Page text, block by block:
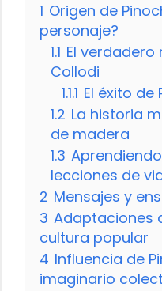
1 Origen de
personaje?
1.1 El
Collodi
1.1.1 El éxito de
1.2 La historia
de madera
1.3
lecciones de
2 Mensajes y
3 Adaptaciones
cultura popular
4 Influencia de
imaginario